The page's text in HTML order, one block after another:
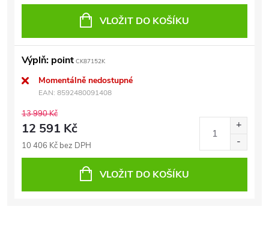
VLOŽIT DO KOŠÍKU
Výplň: point CK87152K
Momentálně nedostupné
EAN: 8592480091408
13 990 Kč
12 591 Kč
10 406 Kč bez DPH
VLOŽIT DO KOŠÍKU